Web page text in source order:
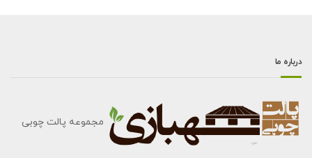
درباره ما
مجموعه پالت چوبی